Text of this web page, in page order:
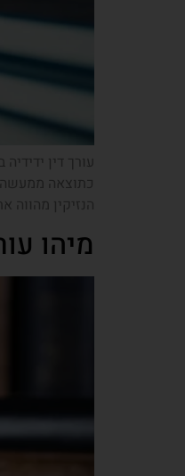
עורך דין
כתוצאה ממעשה
הנזיקין מהווה
מיהו